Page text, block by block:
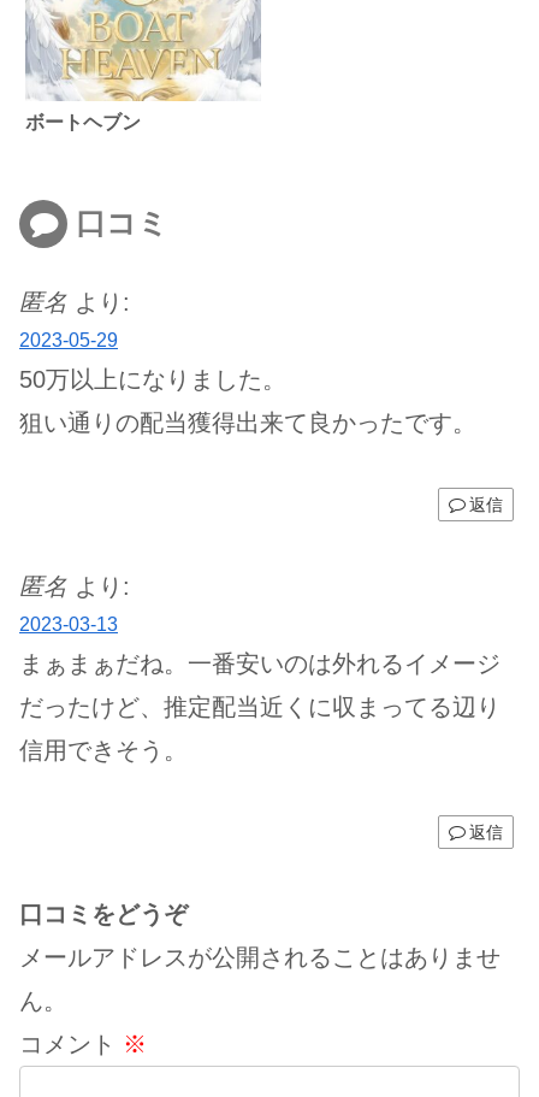
ボートヘブン
口コミ
匿名 より:
2023-05-29
50万以上になりました。
狙い通りの配当獲得出来て良かったです。
返信
匿名 より:
2023-03-13
まぁまぁだね。一番安いのは外れるイメージ
だったけど、推定配当近くに収まってる辺り
信用できそう。
返信
口コミをどうぞ
メールアドレスが公開されることはありませ
ん。
コメント ※